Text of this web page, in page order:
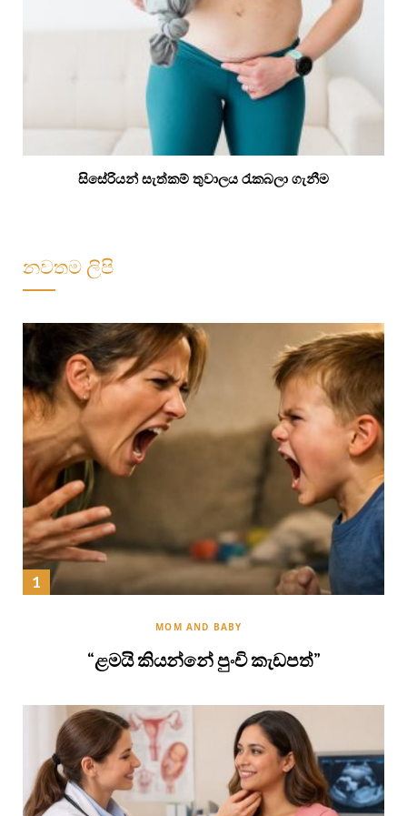
සිසේරියන් සැත්කම් තුවාලය රැකබලා ගැනීම
නවතම ලිපි
MOM AND BABY
“ළමයි කියන්නේ පුංචි කැඩපත්”